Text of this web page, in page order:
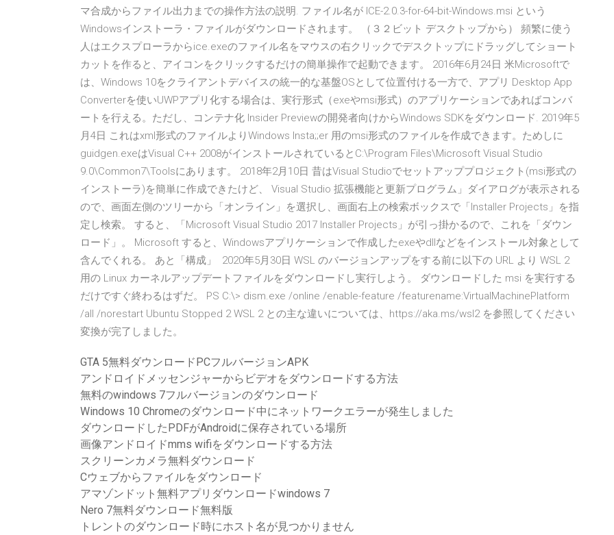
マ合成からファイル出力までの操作方法の説明. ファイル名が ICE-2.0.3-for-64-bit-Windows.msi という
Windowsインストーラ・ファイルがダウンロードされます。 （３２ビット デスクトップから） 頻繁に使う
人はエクスプローラからice.exeのファイル名をマウスの右クリックでデスクトップにドラッグしてショート
カットを作ると、アイコンをクリックするだけの簡単操作で起動できます。 2016年6月24日 米Microsoftで
は、Windows 10をクライアントデバイスの統一的な基盤OSとして位置付ける一方で、アプリ Desktop App
Converterを使いUWPアプリ化する場合は、実行形式（exeやmsi形式）のアプリケーションであればコンバ
ートを行える。ただし、コンテナ化 Insider Previewの開発者向けからWindows SDKをダウンロード. 2019年5
月4日 これはxml形式のファイルよりWindows Insta;;er 用のmsi形式のファイルを作成できます。ためしに
guidgen.exeはVisual C++ 2008がインストールされているとC:\Program Files\Microsoft Visual Studio
9.0\Common7\Toolsにあります。 2018年2月10日 昔はVisual Studioでセットアッププロジェクト(msi形式の
インストーラ)を簡単に作成できたけど、 Visual Studio 拡張機能と更新プログラム」ダイアログが表示される
ので、画面左側のツリーから「オンライン」を選択し、画面右上の検索ボックスで「Installer Projects」を指
定し検索。 すると、「Microsoft Visual Studio 2017 Installer Projects」が引っ掛かるので、これを「ダウン
ロード」。 Microsoft すると、Windowsアプリケーションで作成したexeやdllなどをインストール対象として
含んでくれる。 あと「構成」 2020年5月30日 WSL のバージョンアップをする前に以下の URL より WSL 2
用の Linux カーネルアップデートファイルをダウンロードし実行しよう。 ダウンロードした msi を実行する
だけですぐ終わるはずだ。 PS C:\> dism.exe /online /enable-feature /featurename:VirtualMachinePlatform
/all /norestart Ubuntu Stopped 2 WSL 2 との主な違いについては、https://aka.ms/wsl2 を参照してください
変換が完了しました。
GTA 5無料ダウンロードPCフルバージョンAPK
アンドロイドメッセンジャーからビデオをダウンロードする方法
無料のwindows 7フルバージョンのダウンロード
Windows 10 Chromeのダウンロード中にネットワークエラーが発生しました
ダウンロードしたPDFがAndroidに保存されている場所
画像アンドロイドmms wifiをダウンロードする方法
スクリーンカメラ無料ダウンロード
Cウェブからファイルをダウンロード
アマゾンドット無料アプリダウンロードwindows 7
Nero 7無料ダウンロード無料版
トレントのダウンロード時にホスト名が見つかりません